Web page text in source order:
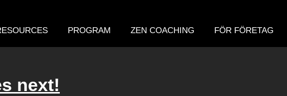
PROGRAM ZEN COACHING FÖR FÖRETAG
next!